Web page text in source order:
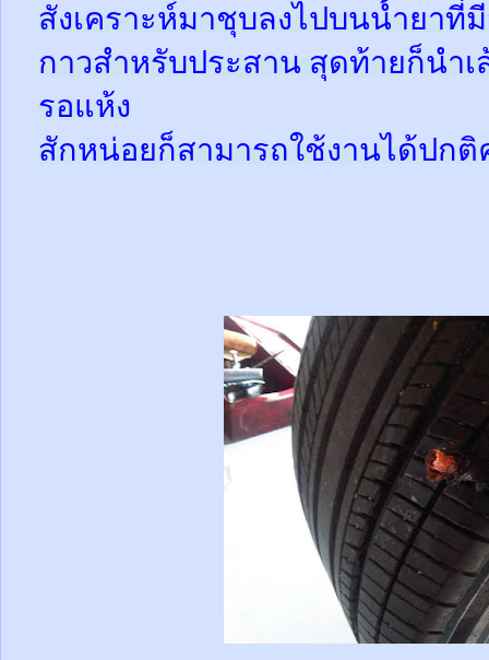
สังเคราะห์มาชุบลงไปบนน้ำยาที่
กาวสำหรับประสาน สุดท้ายก็นำเ
รอแห้ง
สักหน่อยก็สามารถใช้งานได้ปกติ